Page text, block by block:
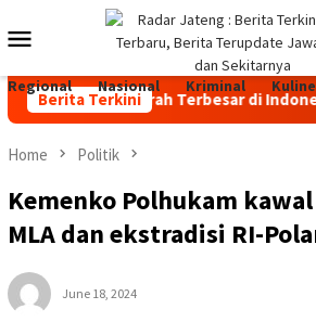
to
Mobile
Menu
Regional Nasional Kriminal
Berita Terkini
Sapi Perah Terbesar di
Home Politik
Kemenko Polhukam
MLA dan ekstradisi RI-
June 18, 2024